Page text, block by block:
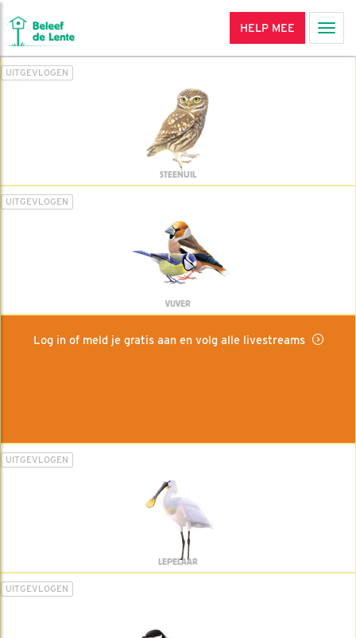
HELP MEE
UITGEVLOGEN
STEENUIL
UITGEVLOGEN
VIJVER
Log in of meld je gratis aan en volg alle livestreams
UITGEVLOGEN
LEPELAAR
UITGEVLOGEN